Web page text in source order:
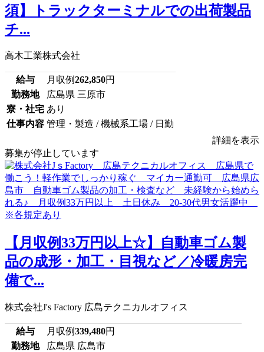
須】トラックターミナルでの出荷製品
チ...
高木工業株式会社
給与 月収例262,850円
勤務地
広島県 三原市
寮・社宅 あり
仕事内容 管理・製造 / 機械系工場 / 日勤
詳細を表示
募集が停止しています
【月収例33万円以上☆】自動車ゴム製
品の成形・加工・目視など／冷暖房完
備で...
株式会社J's Factory 広島テクニカルオフィス
給与 月収例339,480円
勤務地
広島県 広島市